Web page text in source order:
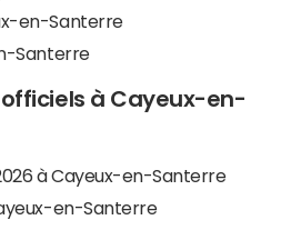
en-Santerre
Santerre
à Cayeux-en-
à Cayeux-en-Santerre
en-Santerre